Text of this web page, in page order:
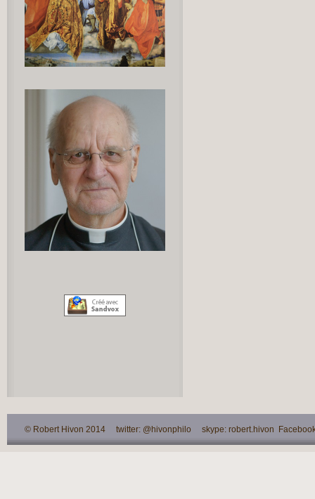
© Robert Hivon 2014 twitter: @hivonphilo skype: robert.hivon